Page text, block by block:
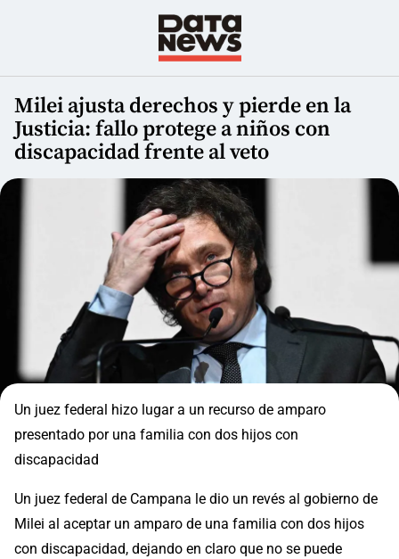
Milei ajusta derechos y pierde en la
Justicia: fallo protege a niños con
discapacidad frente al veto
Un juez federal hizo lugar a un recurso de amparo
presentado por una familia con dos hijos con
discapacidad
Un juez federal de Campana le dio un revés al gobierno de
Milei al aceptar un amparo de una familia con dos hijos
con discapacidad, dejando en claro que no se puede